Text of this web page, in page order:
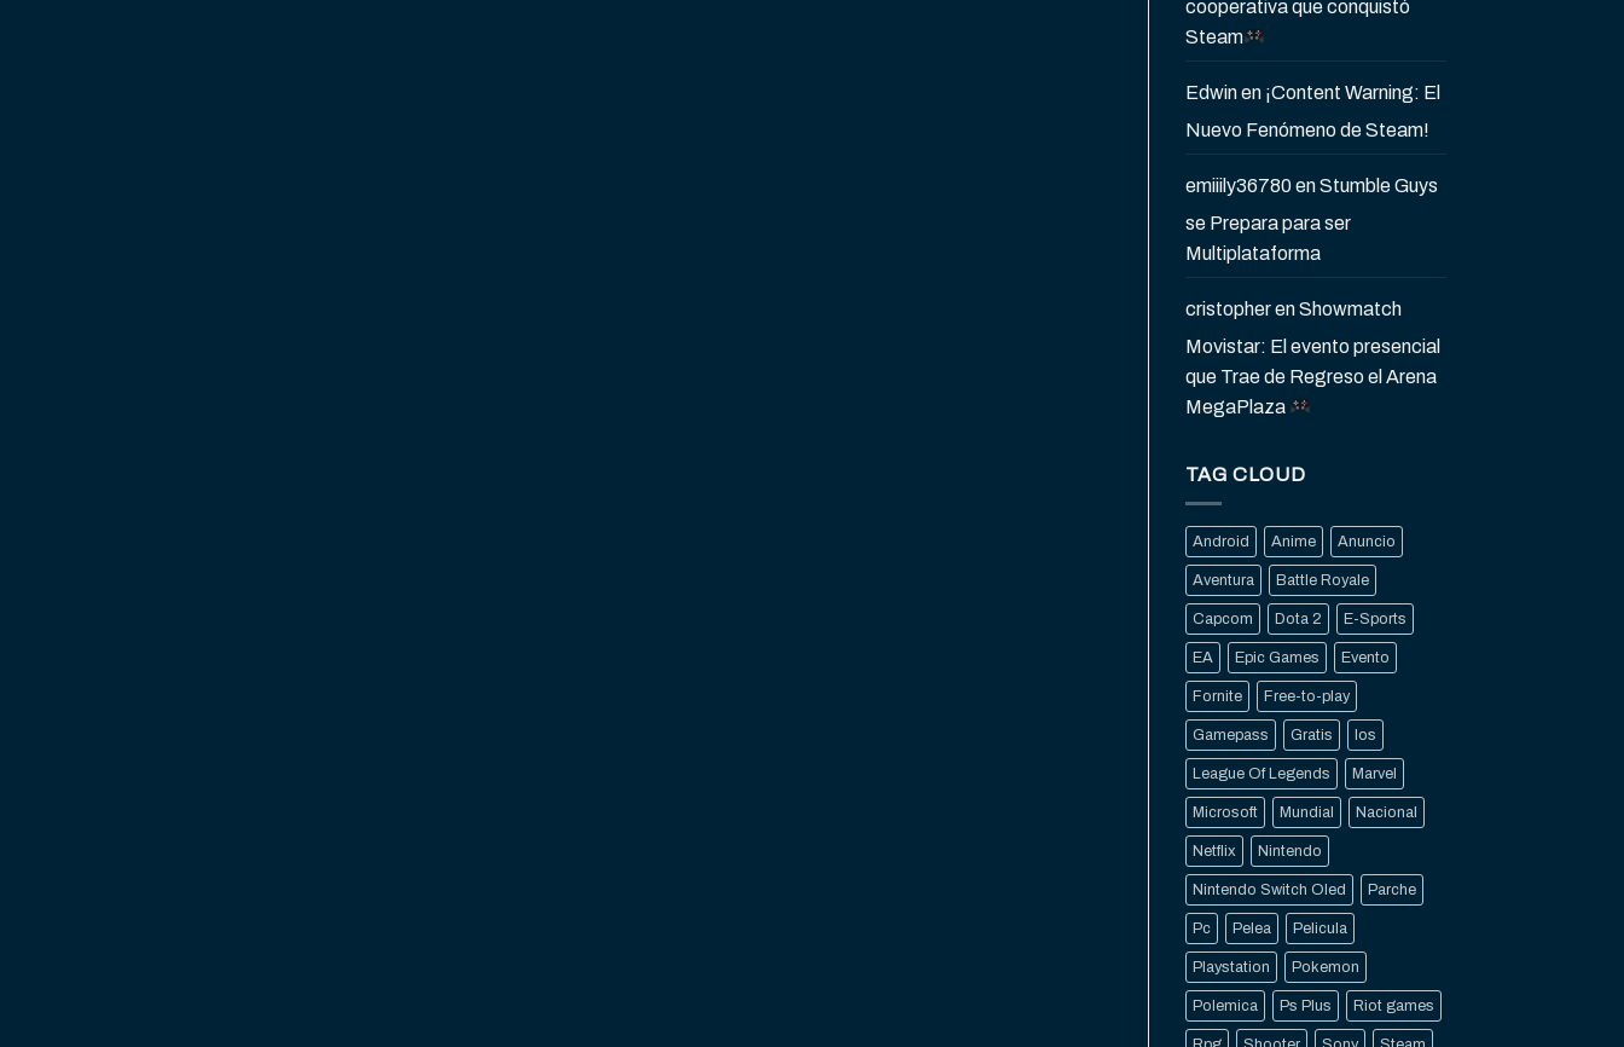
cooperativa que conquistó
Steam
Edwinen ¡Content Warning: El
Nuevo Fenómeno de Steam!
emiiily36780enStumble Guys
se Prepara para ser
Multiplataforma
cristopherenShowmatch
Movistar: El evento presencial
que Trae de Regreso el Arena
MegaPlaza
TAG CLOUD
Android Anime Anuncio
Aventura Battle Royale
Capcom Dota 2 E-Sports
EA Epic Games Evento
Fornite Free-to-play
Gamepass Gratis Ios
League Of Legends Marvel
Microsoft Mundial Nacional
Netflix Nintendo
Nintendo Switch Oled Parche
Pc Pelea Pelicula
Playstation Pokemon
Polemica Ps Plus Riot games